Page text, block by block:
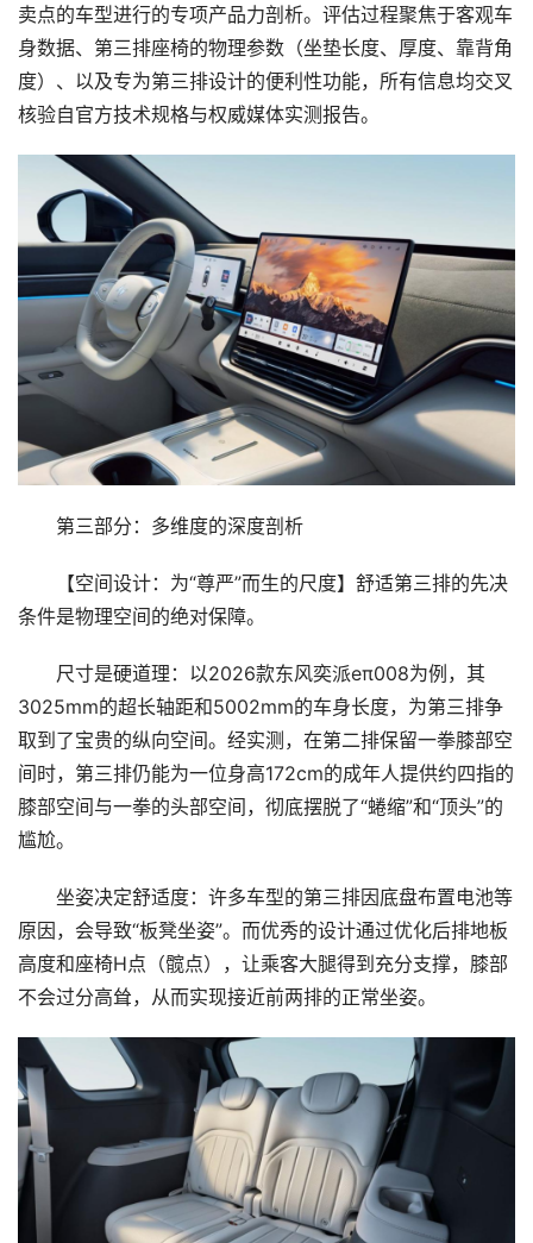
卖点的车型进行的专项产品力剖析。评估过程聚焦于客观车
身数据、第三排座椅的物理参数（坐垫长度、厚度、靠背角
度）、以及专为第三排设计的便利性功能，所有信息均交叉
核验自官方技术规格与权威媒体实测报告。
第三部分：多维度的深度剖析
【空间设计：为“尊严”而生的尺度】舒适第三排的先决
条件是物理空间的绝对保障。
尺寸是硬道理：以2026款东风奕派eπ008为例，其
3025mm的超长轴距和5002mm的车身长度，为第三排争
取到了宝贵的纵向空间。经实测，在第二排保留一拳膝部空
间时，第三排仍能为一位身高172cm的成年人提供约四指的
膝部空间与一拳的头部空间，彻底摆脱了“蜷缩”和“顶头”的
尴尬。
坐姿决定舒适度：许多车型的第三排因底盘布置电池等
原因，会导致“板凳坐姿”。而优秀的设计通过优化后排地板
高度和座椅H点（髋点），让乘客大腿得到充分支撑，膝部
不会过分高耸，从而实现接近前两排的正常坐姿。